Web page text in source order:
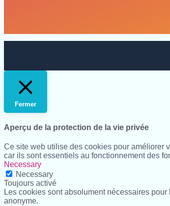
Fermer
Aperçu de la protection de la vie privée
Ce site web utilise des cookies pour améliorer
car ils sont essentiels au fonctionnement des
Necessary
Necessary
Toujours activé
Les cookies sont absolument nécessaires
anonyme.